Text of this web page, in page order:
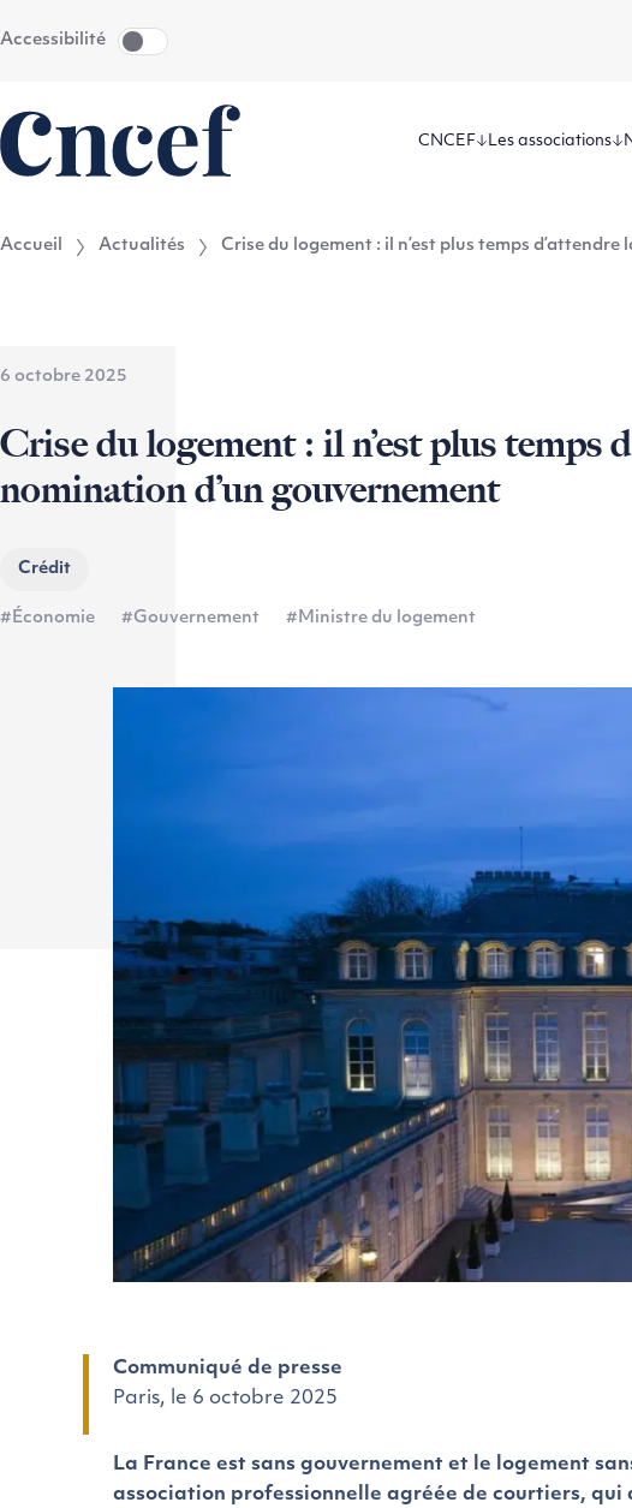
Accessibilité
CNCEF Les associations
Accueil Actualités Crise du logement : il n’est plus temps
6 octobre 2025
Crise du logement : il n’est plus temps
nomination d’un gouvernement
Crédit
#Économie #Gouvernement #Ministre du logement
Communiqué de presse
Paris, le 6 octobre 2025
La France est sans gouvernement et le logement
association professionnelle agréée de courtiers,